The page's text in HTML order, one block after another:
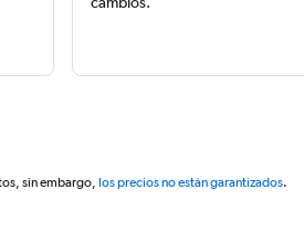
sin embargo, los precios no están garantizados.